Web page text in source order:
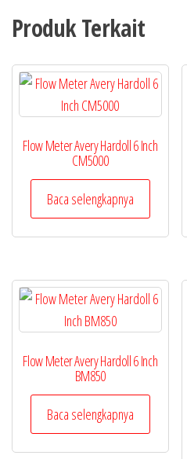
Produk Terkait
Flow Meter Avery Hardoll 6 Inch
CM5000
Baca selengkapnya
Flow Meter Avery Hardoll 6 Inch
BM850
Baca selengkapnya